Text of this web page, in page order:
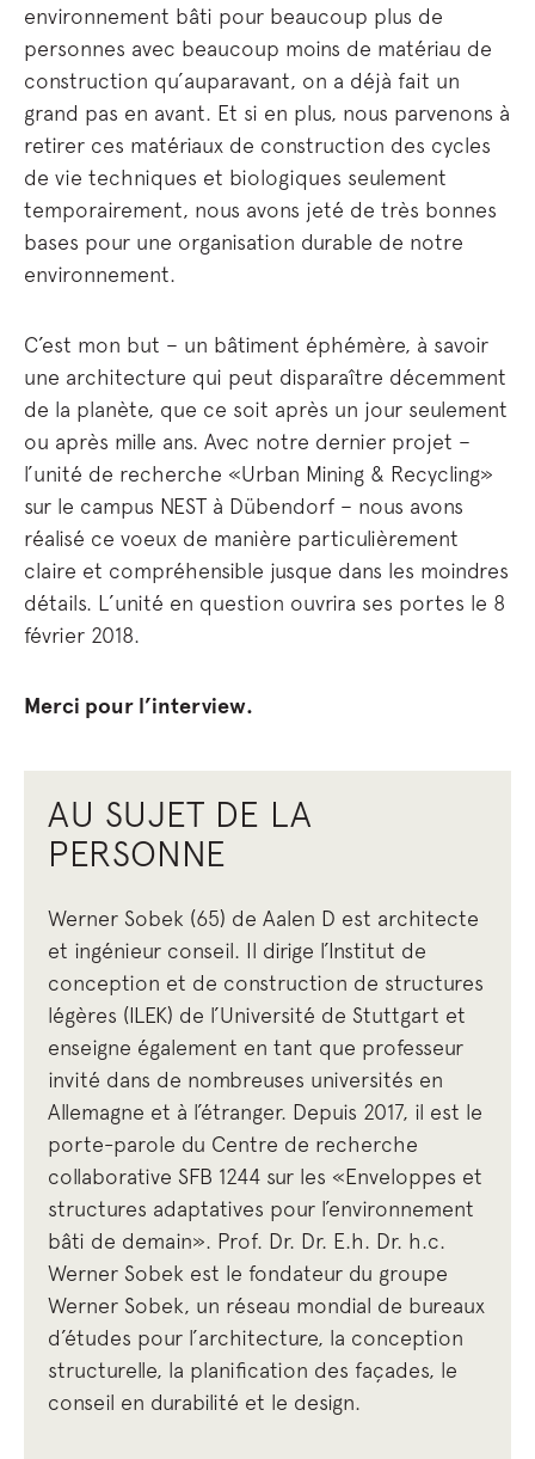
environnement bâti pour beaucoup plus de
personnes avec beaucoup moins de matériau de
construction qu’auparavant, on a déjà fait un
grand pas en avant. Et si en plus, nous parvenons à
retirer ces matériaux de construction des cycles
de vie techniques et biologiques seulement
temporairement, nous avons jeté de très bonnes
bases pour une organisation durable de notre
environnement.
C’est mon but – un bâtiment éphémère, à savoir
une architecture qui peut disparaître décemment
de la planète, que ce soit après un jour seulement
ou après mille ans. Avec notre dernier projet –
l’unité de recherche «Urban Mining & Recycling»
sur le campus NEST à Dübendorf – nous avons
réalisé ce voeux de manière particulièrement
claire et compréhensible jusque dans les moindres
détails. L’unité en question ouvrira ses portes le 8
février 2018.
Merci pour l’interview.
AU SUJET DE LA
PERSONNE
Werner Sobek (65) de Aalen D est architecte
et ingénieur conseil. Il dirige l’Institut de
conception et de construction de structures
légères (ILEK) de l’Université de Stuttgart et
enseigne également en tant que professeur
invité dans de nombreuses universités en
Allemagne et à l’étranger. Depuis 2017, il est le
porte-parole du Centre de recherche
collaborative SFB 1244 sur les «Enveloppes et
structures adaptatives pour l’environnement
bâti de demain». Prof. Dr. Dr. E.h. Dr. h.c.
Werner Sobek est le fondateur du groupe
Werner Sobek, un réseau mondial de bureaux
d’études pour l’architecture, la conception
structurelle, la planification des façades, le
conseil en durabilité et le design.